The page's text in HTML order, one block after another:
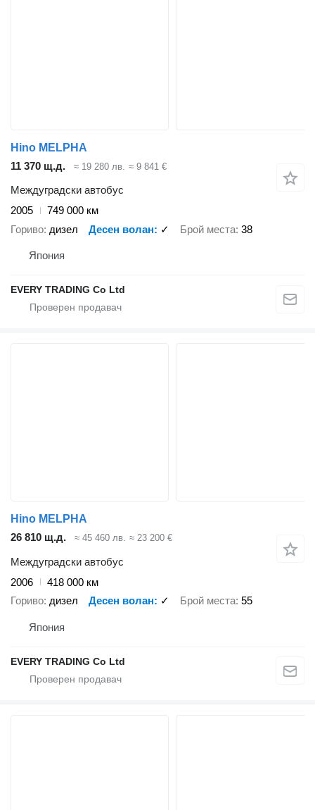
Hino MELPHA
11 370 щ.д.
≈ 19 280 лв. ≈ 9 841 €
Междуградски автобус
2005
749 000 км
Гориво дизел Десен волан ✓ Брой места 38
Япония
EVERY TRADING Co Ltd
Hino MELPHA
26 810 щ.д.
≈ 45 460 лв. ≈ 23 200 €
Междуградски автобус
2006
418 000 км
Гориво дизел Десен волан ✓ Брой места 55
Япония
EVERY TRADING Co Ltd